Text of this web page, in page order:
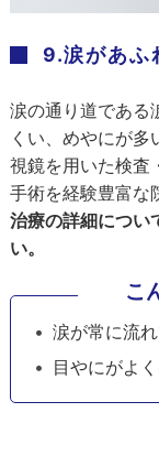
9.涙があふ
涙の通り道である
くい、めやにが
視鏡を用いた検査
手術を経験豊富な
治療の詳細につい
い。
こ
涙が常に流
目やにがよ